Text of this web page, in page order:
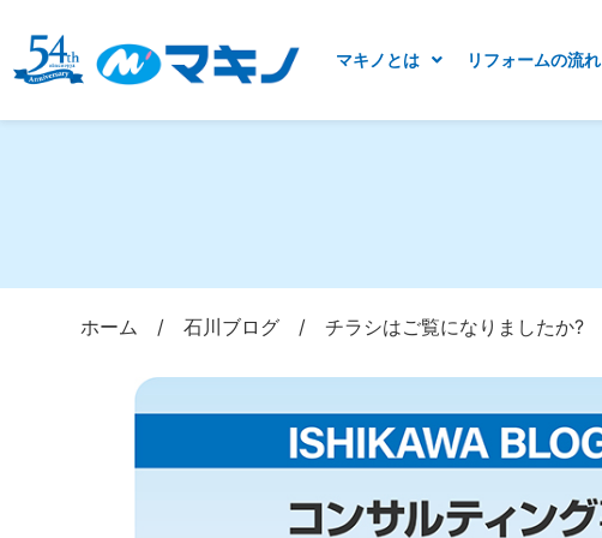
マキノとは リフォームの流れ
ホーム /石川ブログ /チラシはご覧になりましたか?